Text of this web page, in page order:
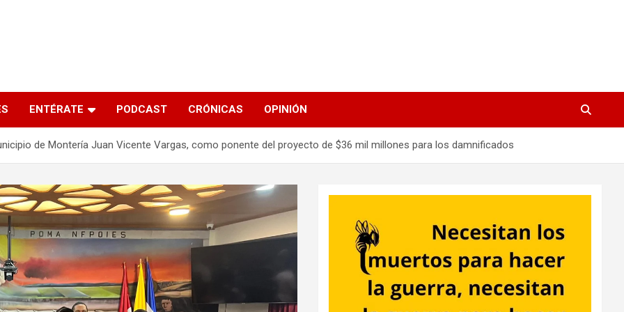
ENTÉRATE PODCAST CRÓNICAS OPINIÓN
de Montería Juan Vicente Vargas, como ponente del proyecto de $36 mil millones para los damnificados